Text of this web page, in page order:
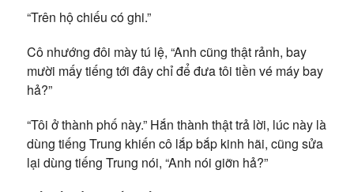
“Trên hộ chiếu có ghi.”
Cô nhướng đôi mày tú lệ, “Anh cũng thật rảnh, bay
mười mấy tiếng tới đây chỉ để đưa tôi tiền vé máy bay
hả?”
“Tôi ở thành phố này.” Hắn thành thật trả lời, lúc này là
dùng tiếng Trung khiến cô lắp bắp kinh hãi, cũng sửa
lại dùng tiếng Trung nói, “Anh nói giỡn hả?”